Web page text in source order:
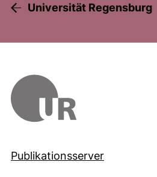
Universität Regensburg
Publikationsserver